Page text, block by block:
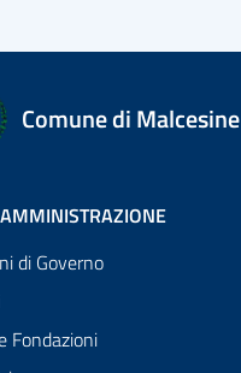
Comune di Malcesine
AMMINISTRAZIONE
di Governo
Fondazioni